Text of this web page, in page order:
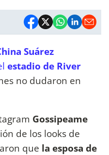
Suárez
estadio de River
no dudaron en
Gossipeame
de los looks de
que la esposa de